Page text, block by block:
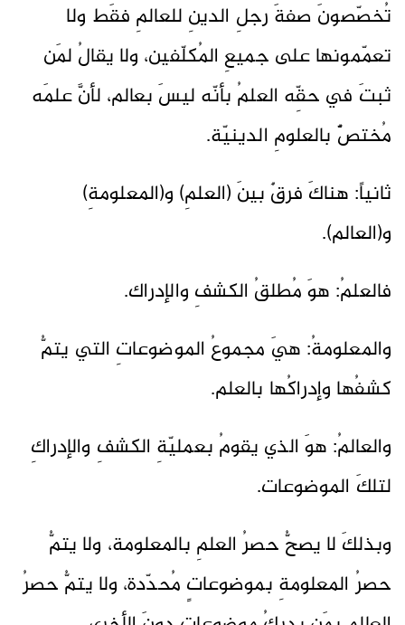
تُخصّصونَ صفةَ رجلِ الدينِ للعالمِ فقَط ولا
تعمّمونها على جميعِ المُكلّفين، ولا يقالُ لمَن
ثبتَ في حقِّه العلمُ بأنّه ليسَ بعالم، لأنَّ علمَه
مُختصٌّ بالعلومِ الدينيّة.
ثانياً: هناكَ فرقٌ بينَ (العلمِ) و(المعلومةِ)
و(العالم).
فالعلمُ: هوَ مُطلقُ الكشفِ والإدراك.
والمعلومةُ: هيَ مجموعُ الموضوعاتِ التي يتمُّ
كشفُها وإدراكُها بالعلم.
والعالمُ: هوَ الذي يقومُ بعمليّةِ الكشفِ والإدراكِ
لتلكَ الموضوعات.
وبذلكَ لا يصحُّ حصرُ العلمِ بالمعلومة، ولا يتمُّ
حصرُ المعلومةِ بموضوعاتٍ مُحدّدة، ولا يتمُّ حصرُ